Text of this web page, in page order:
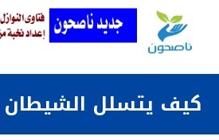
كيف يتسلل الشيطان